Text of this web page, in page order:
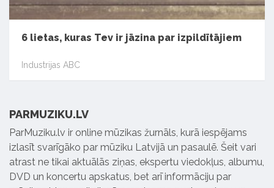
6 lietas, kuras Tev ir jāzina par izpildītājiem
Industrijas ABC
PARMUZIKU.LV
ParMuziku.lv ir online mūzikas žurnāls, kurā iespējams
izlasīt svarīgāko par mūziku Latvijā un pasaulē. Šeit vari
atrast ne tikai aktuālās ziņas, ekspertu viedokļus, albumu,
DVD un koncertu apskatus, bet arī informāciju par